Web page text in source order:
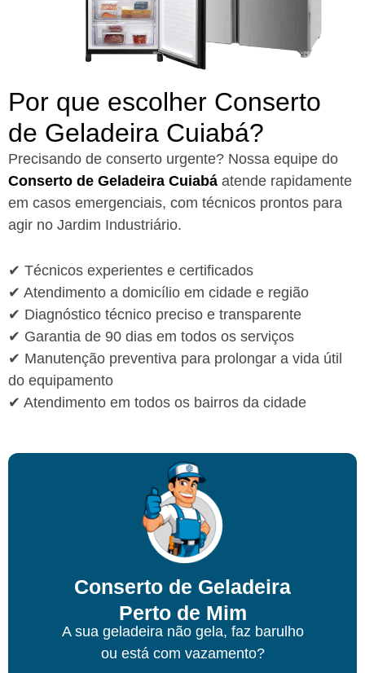
Por que escolher Conserto
de Geladeira Cuiabá?​
Precisando de conserto urgente? Nossa equipe do
Conserto de Geladeira Cuiabá atende rapidamente
em casos emergenciais, com técnicos prontos para
agir no Jardim Industriário.
✔ Técnicos experientes e certificados
✔ Atendimento a domicílio em cidade e região
✔ Diagnóstico técnico preciso e transparente
✔ Garantia de 90 dias em todos os serviços
✔ Manutenção preventiva para prolongar a vida útil
do equipamento
✔ Atendimento em todos os bairros da cidade
Conserto de Geladeira
Perto de Mim
A sua geladeira não gela, faz barulho
ou está com vazamento?